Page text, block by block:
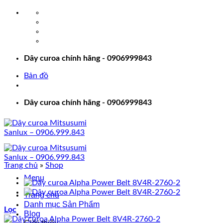
Dây curoa chính hãng - 0906999843
Bản đồ
Dây curoa chính hãng - 0906999843
Menu
Trang chủ
Danh mục Sản Phẩm
Blog
Trang chủ » Shop
Lọc